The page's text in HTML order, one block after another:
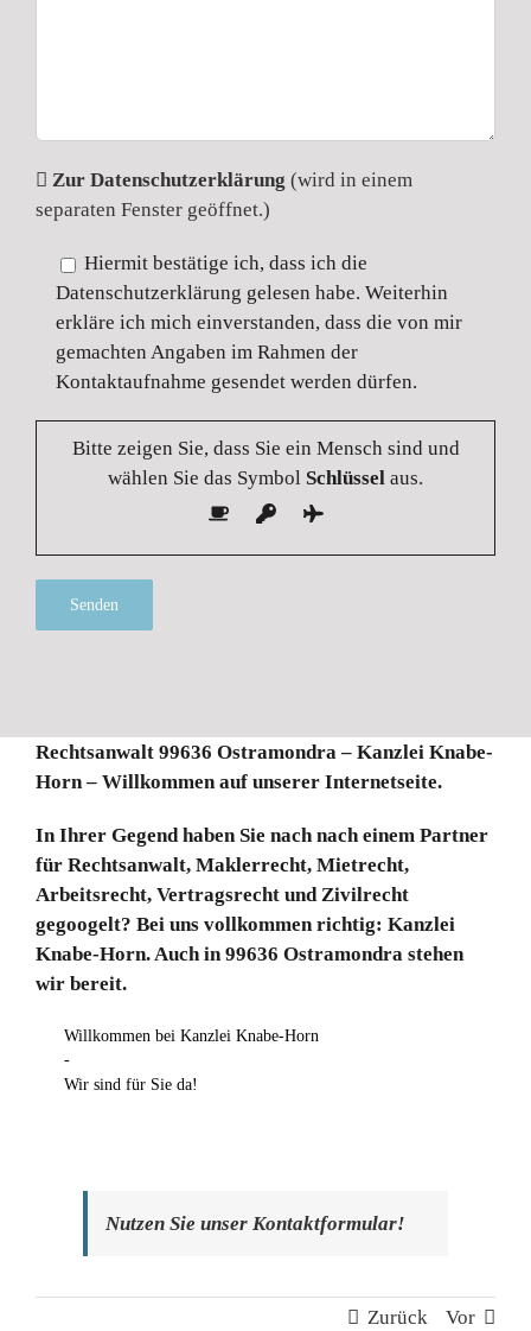
Zur Datenschutzerklärung (wird in einem
separaten Fenster geöffnet.)
Hiermit bestätige ich, dass ich die
Datenschutzerklärung gelesen habe. Weiterhin
erkläre ich mich einverstanden, dass die von mir
gemachten Angaben im Rahmen der
Kontaktaufnahme gesendet werden dürfen.
Bitte zeigen Sie, dass Sie ein Mensch sind und
wählen Sie das Symbol Schlüssel aus.
Rechtsanwalt 99636 Ostramondra – Kanzlei Knabe-
Horn – Willkommen auf unserer Internetseite.
In Ihrer Gegend haben Sie nach nach einem Partner
für Rechtsanwalt, Maklerrecht, Mietrecht,
Arbeitsrecht, Vertragsrecht und Zivilrecht
gegoogelt? Bei uns vollkommen richtig: Kanzlei
Knabe-Horn. Auch in 99636 Ostramondra stehen
wir bereit.
Willkommen bei Kanzlei Knabe-Horn
-
Wir sind für Sie da!
Nutzen Sie unser Kontaktformular!
Zurück Vor